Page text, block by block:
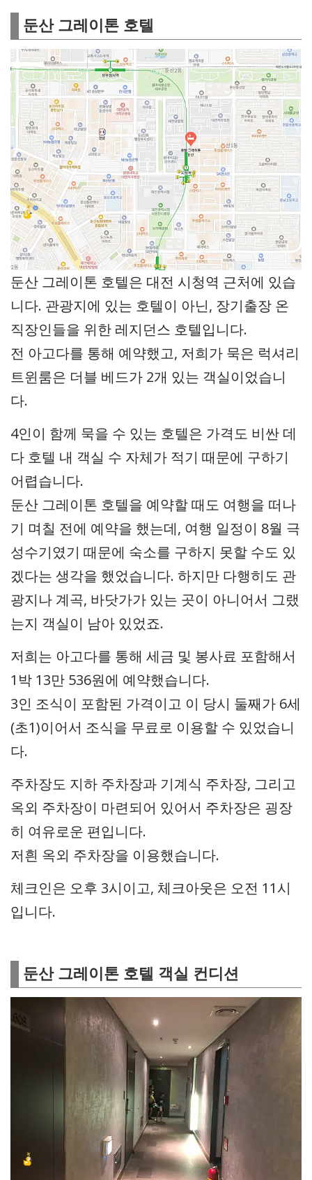
둔산 그레이톤 호텔
둔산 그레이톤 호텔은 대전 시청역 근처에 있습
니다. 관광지에 있는 호텔이 아닌, 장기출장 온
직장인들을 위한 레지던스 호텔입니다.
전 아고다를 통해 예약했고, 저희가 묵은 럭셔리
트윈룸은 더블 베드가 2개 있는 객실이었습니
다.
4인이 함께 묵을 수 있는 호텔은 가격도 비싼 데
다 호텔 내 객실 수 자체가 적기 때문에 구하기
어렵습니다.
둔산 그레이톤 호텔을 예약할 때도 여행을 떠나
기 며칠 전에 예약을 했는데, 여행 일정이 8월 극
성수기였기 때문에 숙소를 구하지 못할 수도 있
겠다는 생각을 했었습니다. 하지만 다행히도 관
광지나 계곡, 바닷가가 있는 곳이 아니어서 그랬
는지 객실이 남아 있었죠.
저희는 아고다를 통해 세금 및 봉사료 포함해서
1박 13만 536원에 예약했습니다.
3인 조식이 포함된 가격이고 이 당시 둘째가 6세
(초1)이어서 조식을 무료로 이용할 수 있었습니
다.
주차장도 지하 주차장과 기계식 주차장, 그리고
옥외 주차장이 마련되어 있어서 주차장은 굉장
히 여유로운 편입니다.
저흰 옥외 주차장을 이용했습니다.
체크인은 오후 3시이고, 체크아웃은 오전 11시
입니다.
둔산 그레이톤 호텔 객실 컨디션